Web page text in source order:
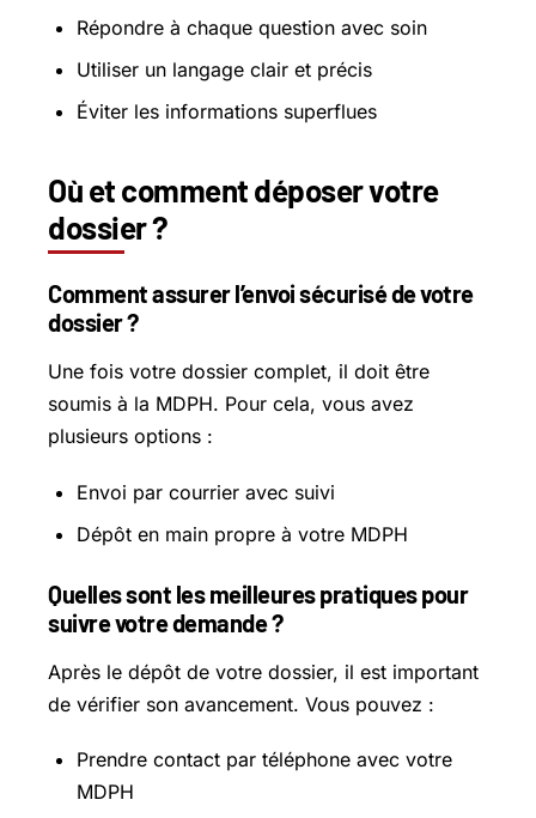
Répondre à chaque question avec soin
Utiliser un langage clair et précis
Éviter les informations superflues
Où et comment déposer votre
dossier ?
Comment assurer l’envoi sécurisé de votre
dossier ?
Une fois votre dossier complet, il doit être
soumis à la MDPH. Pour cela, vous avez
plusieurs options :
Envoi par courrier avec suivi
Dépôt en main propre à votre MDPH
Quelles sont les meilleures pratiques pour
suivre votre demande ?
Après le dépôt de votre dossier, il est important
de vérifier son avancement. Vous pouvez :
Prendre contact par téléphone avec votre
MDPH